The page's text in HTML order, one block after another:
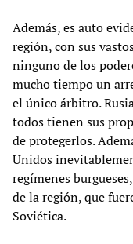
Además, es auto
región, con sus
ninguno de los
mucho tiempo un
el único árbitro.
todos tienen sus
de protegerlos.
Unidos
regímenes
de la región, que
Soviética.